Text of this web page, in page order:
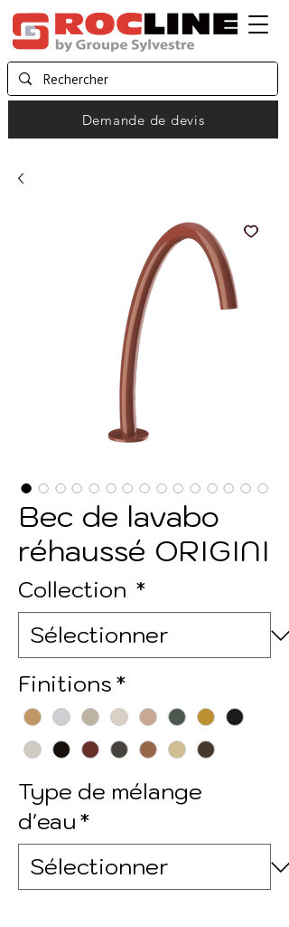
Demande de devis
Bec de lavabo
réhaussé ORIGINI
Collection *
Finitions*
Type de mélange
d'eau*